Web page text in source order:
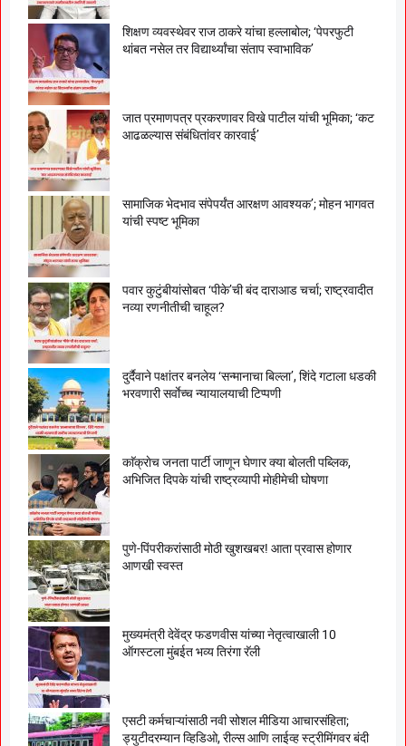
शिक्षण व्यवस्थेवर राज ठाकरे यांचा हल्लाबोल; ‘पेपरफुटी
थांबत नसेल तर विद्यार्थ्यांचा संताप स्वाभाविक’
जात प्रमाणपत्र प्रकरणावर विखे पाटील यांची भूमिका; ‘कट
आढळल्यास संबंधितांवर कारवाई’
सामाजिक भेदभाव संपेपर्यंत आरक्षण आवश्यक’; मोहन भागवत
यांची स्पष्ट भूमिका
पवार कुटुंबीयांसोबत ‘पीके’ची बंद दाराआड चर्चा; राष्ट्रवादीत
नव्या रणनीतीची चाहूल?
दुर्दैवाने पक्षांतर बनलेय ‘सन्मानाचा बिल्ला’, शिंदे गटाला धडकी
भरवणारी सर्वाेच्च न्यायालयाची टिप्पणी
काॅक्राेच जनता पार्टी जाणून घेणार क्या बाेलती पब्लिक,
अभिजित दिपके यांची राष्ट्रव्यापी माेहीमेची घाेषणा
पुणे-पिंपरीकरांसाठी मोठी खुशखबर! आता प्रवास होणार
आणखी स्वस्त
मुख्यमंत्री देवेंद्र फडणवीस यांच्या नेतृत्वाखाली 10
ऑगस्टला मुंबईत भव्य तिरंगा रॅली
एसटी कर्मचाऱ्यांसाठी नवी सोशल मीडिया आचारसंहिता;
ड्युटीदरम्यान व्हिडिओ, रील्स आणि लाईव्ह स्ट्रीमिंगवर बंदी